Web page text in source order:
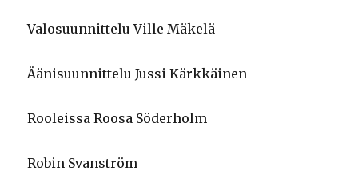
Valosuunnittelu Ville Mäkelä
Äänisuunnittelu Jussi Kärkkäinen
Rooleissa Roosa Söderholm
Robin Svanström